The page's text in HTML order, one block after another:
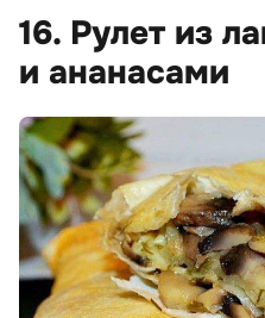
16. Рулет из
и ананасами